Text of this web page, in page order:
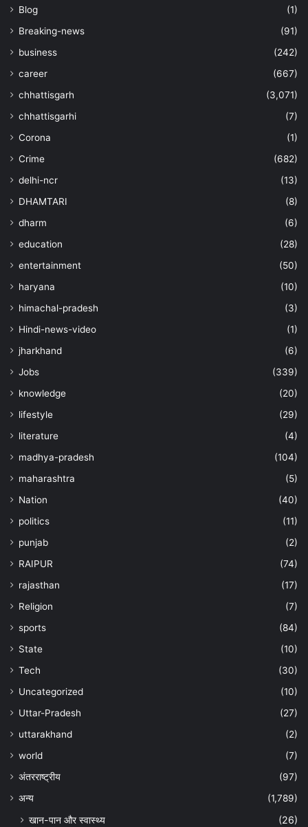
Blog
(1)
Breaking-news
(91)
business
(242)
career
(667)
chhattisgarh
(3,071)
chhattisgarhi
(7)
Corona
(1)
Crime
(682)
delhi-ncr
(13)
DHAMTARI
(8)
dharm
(6)
education
(28)
entertainment
(50)
haryana
(10)
himachal-pradesh
(3)
Hindi-news-video
(1)
jharkhand
(6)
Jobs
(339)
knowledge
(20)
lifestyle
(29)
literature
(4)
madhya-pradesh
(104)
maharashtra
(5)
Nation
(40)
politics
(11)
punjab
(2)
RAIPUR
(74)
rajasthan
(17)
Religion
(7)
sports
(84)
State
(10)
Tech
(30)
Uncategorized
(10)
Uttar-Pradesh
(27)
uttarakhand
(2)
world
(7)
अंतरराष्ट्रीय
(97)
अन्‍य
(1,789)
खान-पान और स्वास्थ्य (26)